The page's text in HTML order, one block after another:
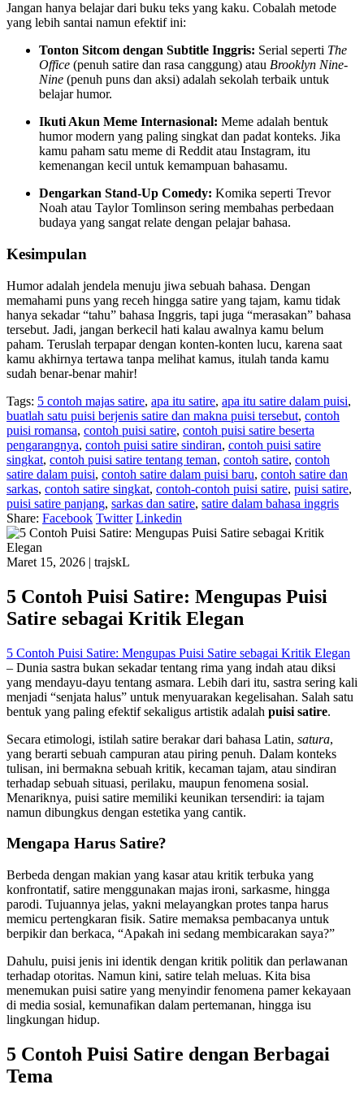
Jangan hanya belajar dari buku teks yang kaku. Cobalah metode
yang lebih santai namun efektif ini:
Tonton Sitcom dengan Subtitle Inggris: Serial seperti The
Office (penuh satire dan rasa canggung) atau Brooklyn Nine-
Nine (penuh puns dan aksi) adalah sekolah terbaik untuk
belajar humor.
Ikuti Akun Meme Internasional: Meme adalah bentuk
humor modern yang paling singkat dan padat konteks. Jika
kamu paham satu meme di Reddit atau Instagram, itu
kemenangan kecil untuk kemampuan bahasamu.
Dengarkan Stand-Up Comedy: Komika seperti Trevor
Noah atau Taylor Tomlinson sering membahas perbedaan
budaya yang sangat relate dengan pelajar bahasa.
Kesimpulan
Humor adalah jendela menuju jiwa sebuah bahasa. Dengan
memahami puns yang receh hingga satire yang tajam, kamu tidak
hanya sekadar “tahu” bahasa Inggris, tapi juga “merasakan” bahasa
tersebut. Jadi, jangan berkecil hati kalau awalnya kamu belum
paham. Teruslah terpapar dengan konten-konten lucu, karena saat
kamu akhirnya tertawa tanpa melihat kamus, itulah tanda kamu
sudah benar-benar mahir!
Tags: 5 contoh majas satire, apa itu satire, apa itu satire dalam puisi,
buatlah satu puisi berjenis satire dan makna puisi tersebut, contoh
puisi romansa, contoh puisi satire, contoh puisi satire beserta
pengarangnya, contoh puisi satire sindiran, contoh puisi satire
singkat, contoh puisi satire tentang teman, contoh satire, contoh
satire dalam puisi, contoh satire dalam puisi baru, contoh satire dan
sarkas, contoh satire singkat, contoh-contoh puisi satire, puisi satire,
puisi satire panjang, sarkas dan satire, satire dalam bahasa inggris
Share: Facebook Twitter Linkedin
Maret 15, 2026 | trajskL
5 Contoh Puisi Satire: Mengupas Puisi
Satire sebagai Kritik Elegan
5 Contoh Puisi Satire: Mengupas Puisi Satire sebagai Kritik Elegan
– Dunia sastra bukan sekadar tentang rima yang indah atau diksi
yang mendayu-dayu tentang asmara. Lebih dari itu, sastra sering kali
menjadi “senjata halus” untuk menyuarakan kegelisahan. Salah satu
bentuk yang paling efektif sekaligus artistik adalah puisi satire.
Secara etimologi, istilah satire berakar dari bahasa Latin, satura,
yang berarti sebuah campuran atau piring penuh. Dalam konteks
tulisan, ini bermakna sebuah kritik, kecaman tajam, atau sindiran
terhadap sebuah situasi, perilaku, maupun fenomena sosial.
Menariknya, puisi satire memiliki keunikan tersendiri: ia tajam
namun dibungkus dengan estetika yang cantik.
Mengapa Harus Satire?
Berbeda dengan makian yang kasar atau kritik terbuka yang
konfrontatif, satire menggunakan majas ironi, sarkasme, hingga
parodi. Tujuannya jelas, yakni melayangkan protes tanpa harus
memicu pertengkaran fisik. Satire memaksa pembacanya untuk
berpikir dan berkaca, “Apakah ini sedang membicarakan saya?”
Dahulu, puisi jenis ini identik dengan kritik politik dan perlawanan
terhadap otoritas. Namun kini, satire telah meluas. Kita bisa
menemukan puisi satire yang menyindir fenomena pamer kekayaan
di media sosial, kemunafikan dalam pertemanan, hingga isu
lingkungan hidup.
5 Contoh Puisi Satire dengan Berbagai
Tema